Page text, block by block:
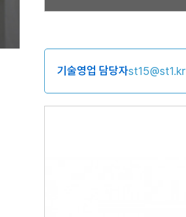
기술영업 담당자st15@st1.kr